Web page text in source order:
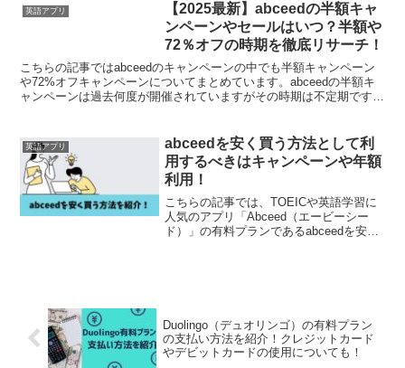
英語アプリ
【2025最新】abceedの半額キャ
ンペーンやセールはいつ？半額や
72％オフの時期を徹底リサーチ！
こちらの記事ではabceedのキャンペーンの中でも半額キャンペーン
や72%オフキャンペーンについてまとめています。abceedの半額キ
ャンペーンは過去何度が開催されていますがその時期は不定期です。
英語アプリ
abceedを安く買う方法として利
用するべきはキャンペーンや年額
利用！
こちらの記事では、TOEICや英語学習に
人気のアプリ「Abceed（エービーシー
ド）」の有料プランであるabceedを安く
Duolingo（デュオリンゴ）の有料プラン
の支払い方法を紹介！クレジットカード
やデビットカードの使用についても！